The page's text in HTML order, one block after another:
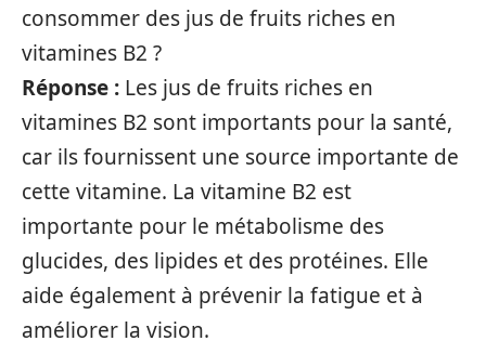
consommer des jus de fruits riches en
vitamines B2 ?
Réponse : Les jus de fruits riches en
vitamines B2 sont importants pour la santé,
car ils fournissent une source importante de
cette vitamine. La vitamine B2 est
importante pour le métabolisme des
glucides, des lipides et des protéines. Elle
aide également à prévenir la fatigue et à
améliorer la vision.